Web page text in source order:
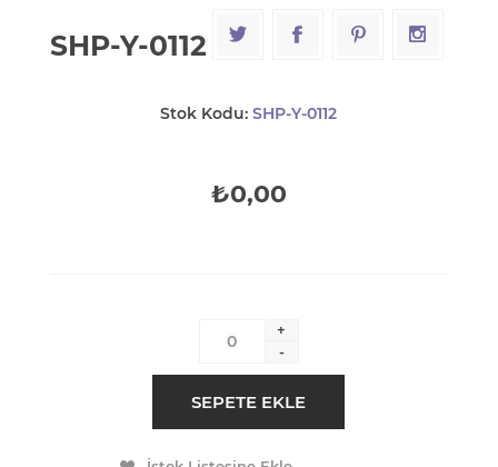
SHP-Y-0112
Stok Kodu: SHP-Y-0112
₺0,00
+
-